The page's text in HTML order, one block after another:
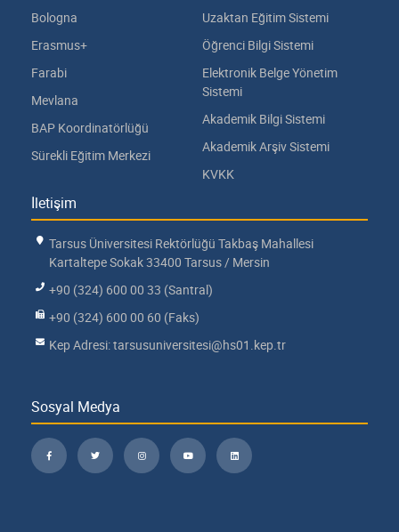
Bologna
Erasmus+
Farabi
Mevlana
BAP Koordinatörlüğü
Sürekli Eğitim Merkezi
Uzaktan Eğitim Sistemi
Öğrenci Bilgi Sistemi
Elektronik Belge Yönetim
Sistemi
Akademik Bilgi Sistemi
Akademik Arşiv Sistemi
KVKK
İletişim
Tarsus Üniversitesi Rektörlüğü Takbaş Mahallesi
Kartaltepe Sokak 33400 Tarsus / Mersin
+90 (324) 600 00 33 (Santral)
+90 (324) 600 00 60 (Faks)
Kep Adresi: tarsusuniversitesi@hs01.kep.tr
Sosyal Medya